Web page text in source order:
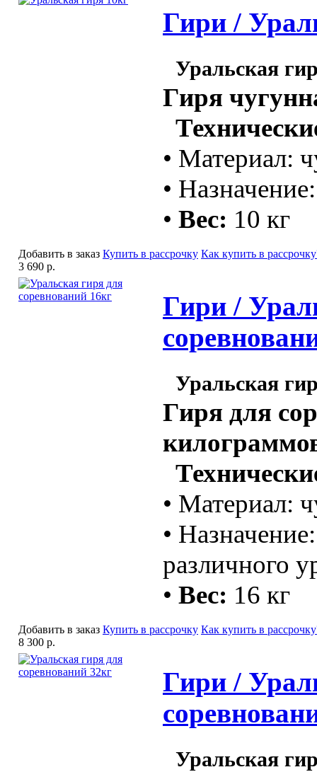
Гири /
Уральская
Гиря
• Материал:
•
• Вес: 10 кг
Добавить в заказ Купить в рассрочку Как купить в
3 690 р.
Гири /
Уральская
Гиря для
• Материал:
•
различного
• Вес: 16 кг
Добавить в заказ Купить в рассрочку Как купить в
8 300 р.
Гири /
Уральская